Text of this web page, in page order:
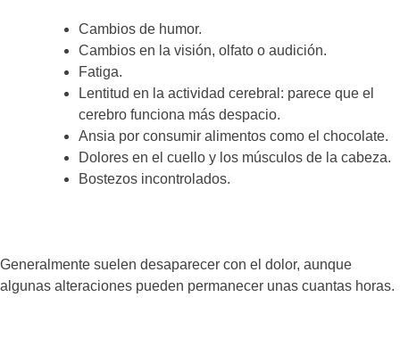
Cambios de humor.
Cambios en la visión, olfato o audición.
Fatiga.
Lentitud en la actividad cerebral: parece que el
cerebro funciona más despacio.
Ansia por consumir alimentos como el chocolate.
Dolores en el cuello y los músculos de la cabeza.
Bostezos incontrolados.
Generalmente suelen desaparecer con el dolor, aunque
algunas alteraciones pueden permanecer unas cuantas horas.